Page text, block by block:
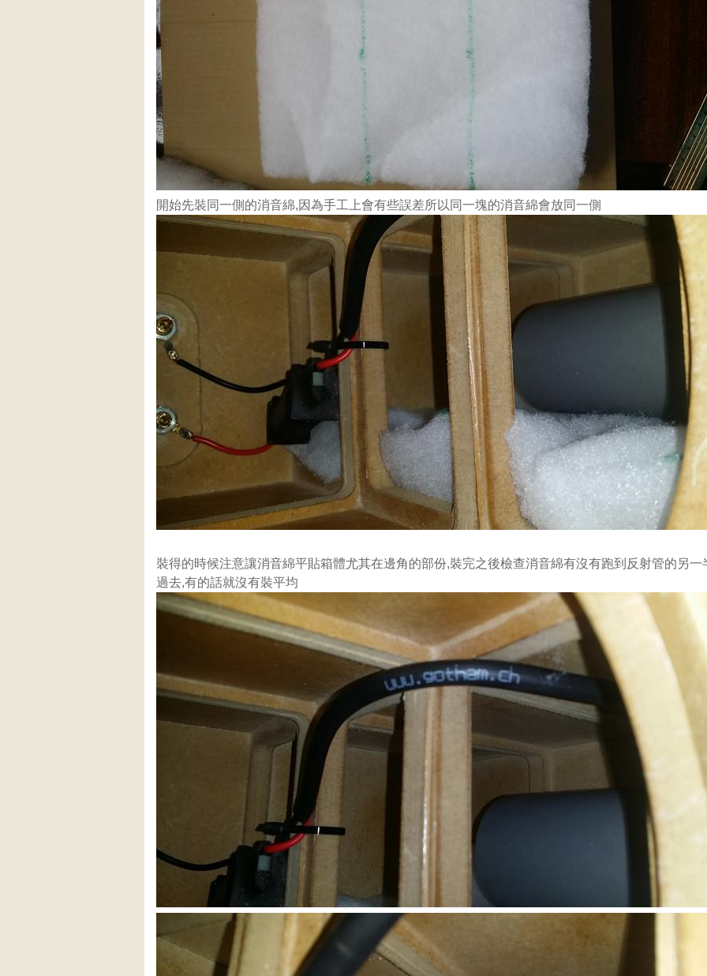
開始先裝同一側的消音綿,因為手工上會有些誤差所以同一塊的消音綿會放同一側
裝得的時候注意讓消音綿平貼箱體尤其在邊角的部份,裝完之後檢查消音綿有沒有跑到反射管的另一
過去,有的話就沒有裝平均